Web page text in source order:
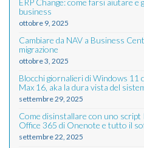
ERP Change: come farsi aiutare e
business
ottobre 9, 2025
Cambiare da NAV a Business
migrazione
ottobre 3, 2025
Blocchi giornalieri di Windows 11
Max 16, aka la dura vista del
settembre 29, 2025
Come disinstallare con uno
Office 365 di Onenote e tutto il
settembre 22, 2025